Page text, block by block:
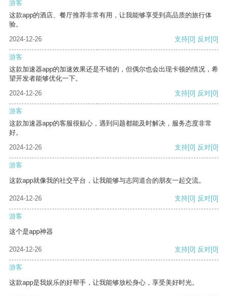
游客
这款app的酒店、餐厅推荐非常有用，让我能够享受到高品质的旅行体
验。
2024-12-26
支持[0] 反对[0]
游客
这款加速器app的加速效果还是不错的，但偶尔也会出现卡顿的情况，希
望开发者能够优化一下。
2024-12-26
支持[0] 反对[0]
游客
这款加速器app的客服很贴心，遇到问题都能及时解决，服务态度非常
好。
2024-12-26
支持[0] 反对[0]
游客
这款app就像我的社交平台，让我能够与志同道合的朋友一起交流。
2024-12-26 支持[0] 反对[0]
游客
这个是app神器
2024-12-26 支持[0] 反对[0]
游客
这款app是我娱乐的好帮手，让我能够放松身心，享受美好时光。